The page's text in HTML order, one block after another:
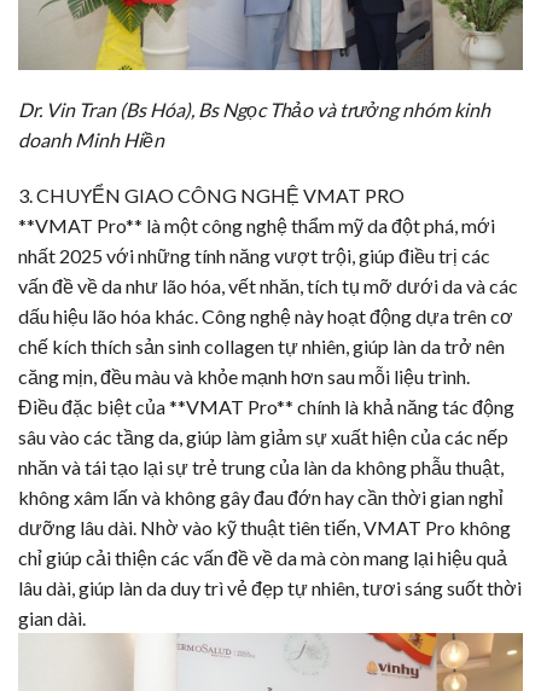
Dr. Vin Tran (Bs Hóa), Bs Ngọc Thảo và trưởng nhóm kinh
doanh Minh Hiền
3. CHUYỂN GIAO CÔNG NGHỆ VMAT PRO
**VMAT Pro** là một công nghệ thẩm mỹ da đột phá, mới
nhất 2025 với những tính năng vượt trội, giúp điều trị các
vấn đề về da như lão hóa, vết nhăn, tích tụ mỡ dưới da và các
dấu hiệu lão hóa khác. Công nghệ này hoạt động dựa trên cơ
chế kích thích sản sinh collagen tự nhiên, giúp làn da trở nên
căng mịn, đều màu và khỏe mạnh hơn sau mỗi liệu trình.
Điều đặc biệt của **VMAT Pro** chính là khả năng tác động
sâu vào các tầng da, giúp làm giảm sự xuất hiện của các nếp
nhăn và tái tạo lại sự trẻ trung của làn da không phẫu thuật,
không xâm lấn và không gây đau đớn hay cần thời gian nghỉ
dưỡng lâu dài. Nhờ vào kỹ thuật tiên tiến,VMAT Pro không
chỉ giúp cải thiện các vấn đề về da mà còn mang lại hiệu quả
lâu dài, giúp làn da duy trì vẻ đẹp tự nhiên, tươi sáng suốt thời
gian dài.